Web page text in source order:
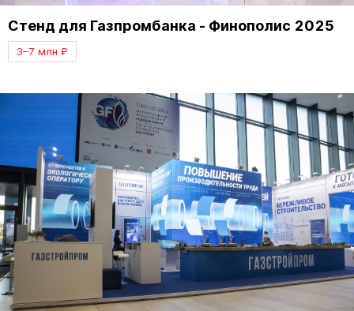
Стенд для Газпромбанка - Финополис 2025
3–7 млн ₽